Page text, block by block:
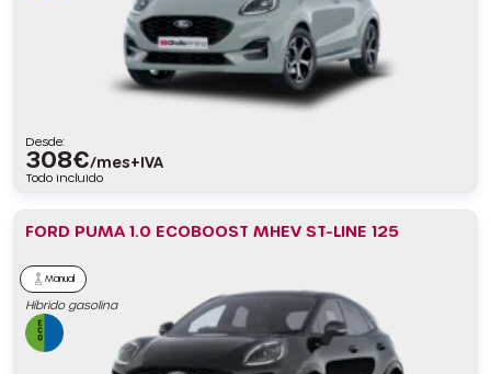
Desde:
308€/mes+IVA
Todo incluido
FORD PUMA 1.0 ECOBOOST MHEV ST-LINE 125
Manual
Híbrido gasolina